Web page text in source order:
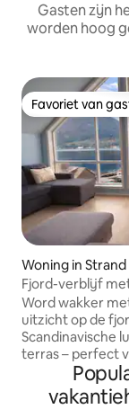
Gasten zijn
worden hoog
Favoriet van
Favoriet van
Woning in Strand
Fjord-verblijf
van Preikestolen
Word wakker
uitzicht op de
Scandinavische
terras – perfect
ochtenden,
onvergetelijke
slechts enkele